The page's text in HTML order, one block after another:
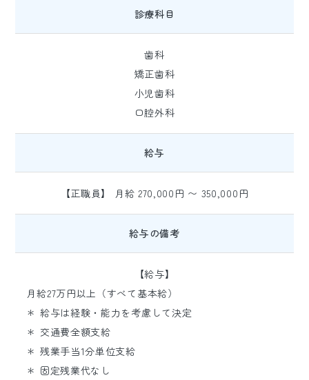
診療科目
歯科
矯正歯科
小児歯科
口腔外科
給与
【正職員】 月給 270,000円 〜 350,000円
給与の備考
【給与】
月給27万円以上（すべて基本給）
＊ 給与は経験・能力を考慮して決定
＊ 交通費全額支給
＊ 残業手当1分単位支給
＊ 固定残業代なし